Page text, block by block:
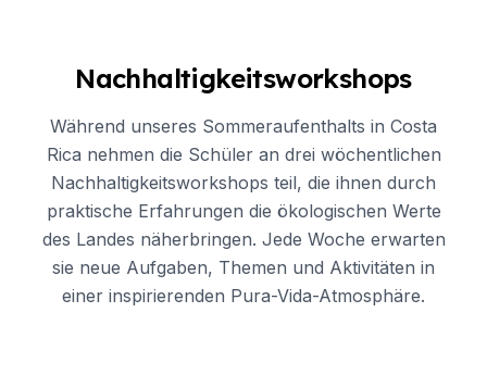
Nachhaltigkeitsworkshops
Während unseres Sommeraufenthalts in Costa
Rica nehmen die Schüler an drei wöchentlichen
Nachhaltigkeitsworkshops teil, die ihnen durch
praktische Erfahrungen die ökologischen Werte
des Landes näherbringen. Jede Woche erwarten
sie neue Aufgaben, Themen und Aktivitäten in
einer inspirierenden Pura-Vida-Atmosphäre.